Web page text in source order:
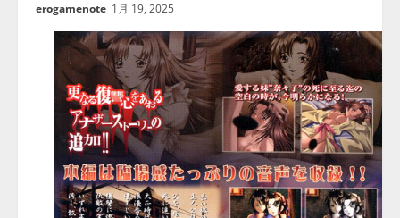
erogamenote 1月 19, 2025